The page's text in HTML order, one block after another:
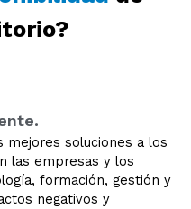
mejores soluciones a los
las empresas y los
formación, gestión y
negativos y